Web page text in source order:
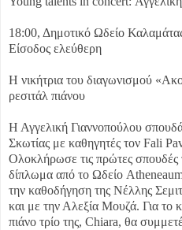
18:00, Δημοτικό Ωδείο
Είσοδος ελεύθερη
Η νικήτρια του διαγωνισμού
ρεσιτάλ πιάνου
Η Αγγελική Γιαννοπούλου
Σκωτίας με καθηγητές τον Fali
Ολοκλήρωσε τις πρώτες σπουδές
δίπλωμα από το Ωδείο
την καθοδήγηση της Νέλλης
και με την Αλεξία Μουζά. Για το
πιάνο τρίο της, Chiara, θα